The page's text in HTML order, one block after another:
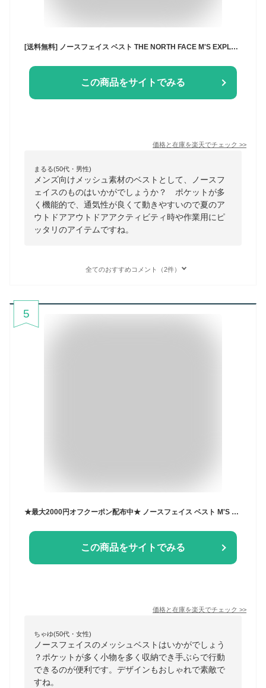
[送料無料] ノースフェイス ベスト THE NORTH FACE M'S EXPLORING MESH VEST メッシュ 釣り 軽い キャンプ メンズ レディース 大人 カジュアル おしゃれ シティーボーイ アメカジ カジュアル 大きいサイズ XXL XXXL アスレチック アウトドア NV5VQ03 【韓国正規品/関税込】
この商品をサイトでみる
価格と在庫を楽天でチェック >>
まるる(50代・男性)
メンズ向けメッシュ素材のベストとして、ノースフ
ェイスのものはいかがでしょうか？ ポケットが多
く機能的で、通気性が良くて動きやすいので夏のア
ウトドアアウトドアアクティビティ時や作業用にピ
ッタリのアイテムですね。
全てのおすすめコメント（2件）
5
★最大2000円オフクーポン配布中★ ノースフェイス ベスト M'S VESTI VEST ☆ アウター メッシュ アウトポケット メンズ ロゴ 韓国 韓国ファッション THE NORTH FACE【正規品/関税込/送料無料】
この商品をサイトでみる
価格と在庫を楽天でチェック >>
ちゃゆ(50代・女性)
ノースフェイスのメッシュベストはいかがでしょう
？ポケットが多く小物を多く収納でき手ぶらで行動
できるのが便利です。デザインもおしゃれで素敵で
すね。